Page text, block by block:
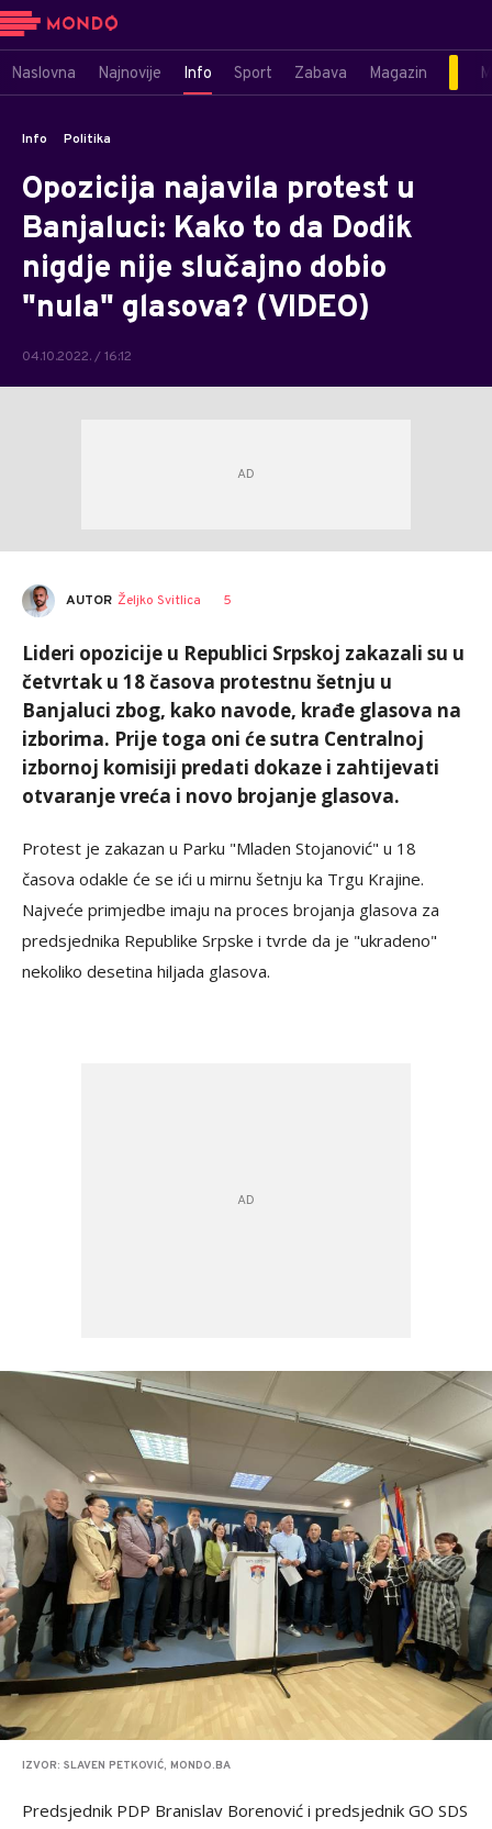
Naslovna Najnovije Info Sport Zabava Magazin
Info Politika
Opozicija najavila protest u
Banjaluci: Kako to da Dodik
nigdje nije slučajno dobio
"nula" glasova? (VIDEO)
04.10.2022. / 16:12
AUTOR Željko Svitlica 5
Lideri opozicije u Republici Srpskoj zakazali su u
četvrtak u 18 časova protestnu šetnju u
Banjaluci zbog, kako navode, krađe glasova na
izborima. Prije toga oni će sutra Centralnoj
izbornoj komisiji predati dokaze i zahtijevati
otvaranje vreća i novo brojanje glasova.
Protest je zakazan u Parku "Mladen Stojanović" u 18
časova odakle će se ići u mirnu šetnju ka Trgu Krajine.
Najveće primjedbe imaju na proces brojanja glasova za
predsjednika Republike Srpske i tvrde da je "ukradeno"
nekoliko desetina hiljada glasova.
IZVOR: SLAVEN PETKOVIĆ, MONDO.BA
Predsjednik PDP Branislav Borenović i predsjednik GO SDS